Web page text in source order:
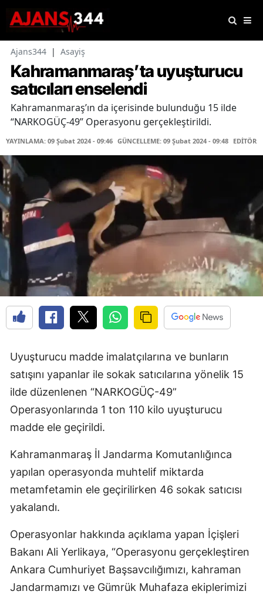
Ajans344 | Asayiş
Kahramanmaraş’ta uyuşturucu
satıcıları enselendi
Kahramanmaraş’ın da içerisinde bulunduğu 15 ilde
“NARKOGÜÇ-49” Operasyonu gerçekleştirildi.
YAYINLAMA: 09 Şubat 2024 - 09:46 GÜNCELLEME: 09 Şubat 2024 - 09:48
Uyuşturucu madde imalatçılarına ve bunların
satışını yapanlar ile sokak satıcılarına yönelik 15
ilde düzenlenen “NARKOGÜÇ-49”
Operasyonlarında 1 ton 110 kilo uyuşturucu
madde ele geçirildi.
Kahramanmaraş İl Jandarma Komutanlığınca
yapılan operasyonda muhtelif miktarda
metamfetamin ele geçirilirken 46 sokak satıcısı
yakalandı.
Operasyonlar hakkında açıklama yapan İçişleri
Bakanı Ali Yerlikaya, “Operasyonu gerçekleştiren
Ankara Cumhuriyet Başsavcılığımızı, kahraman
Jandarmamızı ve Gümrük Muhafaza ekiplerimizi